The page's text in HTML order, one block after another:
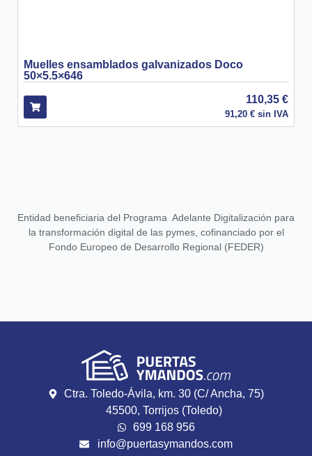
Muelles ensamblados galvanizados Doco
50×5.5×646
110,35 €
91,20 € sin IVA
Entidad beneficiaria del Programa Adelante Digitalización para
la transformación digital de las pymes, cofinanciado por el
Fondo Europeo de Desarrollo Regional (FEDER)
Ctra. Toledo-Ávila, km. 30 (C/ Ancha, 75)
45500, Torrijos (Toledo)
699 168 956
info@puertasymandos.com